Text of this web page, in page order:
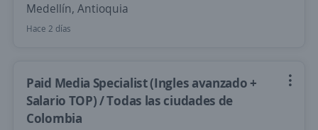
Medellín, Antioquia
Hace 2 días
Paid Media Specialist (Ingles avanzado +
Salario TOP) / Todas las ciudades de
Colombia